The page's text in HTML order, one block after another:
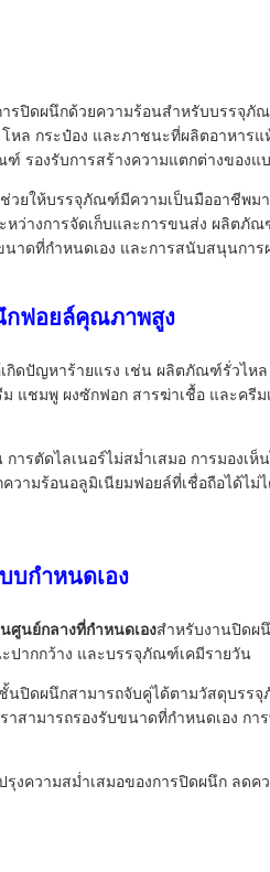
รปิดผนึกด้วยความร้อนสำหรับบรรจุภั
โหล กระป๋อง และภาชนะที่ผลิตอาหา
งรับการสร้างความแตกต่างของแ
ยให้บรรจุภัณฑ์มีความเป็นมืออาชีพ
ว่างการจัดเก็บและการขนส่ง ผลิต
าดที่กำหนดเอง และการสนับสนุนการ
กฟอยล์คุณภาพสูง
ดปัญหาร้ายแรง เช่น ผลิตภัณฑ์รั่วไห
ชมพู ผงซักฟอก สารฆ่าเชื้อ และครี
รตัดไลเนอร์ไม่สม่ำเสมอ การมองเ
ร้อนอลูมิเนียมฟอยล์ที่เชื่อถือได้ไม่
กำหนดเอง
ศูนย์กลางที่กำหนดเองสำหรับงานปิดผ
ปากกว้าง และบรรจุภัณฑ์เคมีรายวัน
ปิดผนึกสามารถจับคู่ได้ตามวัสดุบร
สามารถรองรับขนาดที่กำหนดเอง
ความสม่ำเสมอของการปิดผนึก ลด